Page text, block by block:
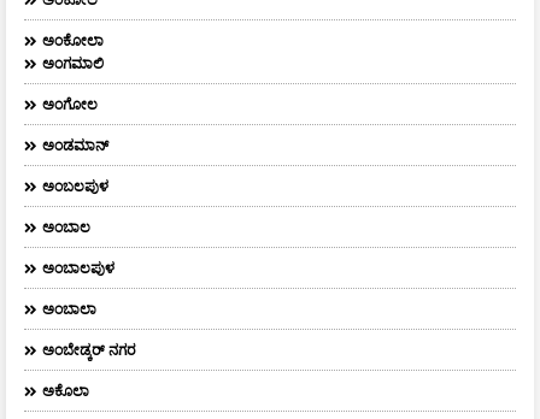
ಅಂಕೋಲಾ
ಅಂಗಮಾಲಿ
ಅಂಗೋಲ
ಅಂಡಮಾನ್
ಅಂಬಲಪುಳ
ಅಂಬಾಲ
ಅಂಬಾಲಪುಳ
ಅಂಬಾಲಾ
ಅಂಬೇಡ್ಕರ್‌ ನಗರ
ಅಕೊಲಾ